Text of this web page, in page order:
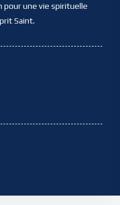
pour une vie spirituelle
Saint.